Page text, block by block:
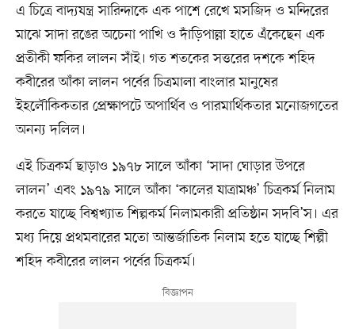
এ চিত্রে বাদ্যযন্ত্র সারিন্দাকে এক পাশে রেখে মসজিদ ও মন্দিরের
মাঝে সাদা রঙের অচেনা পাখি ও দাঁড়িপাল্লা হাতে এঁকেছেন এক
প্রতীকী ফকির লালন সাঁই। গত শতকের সত্তরের দশকে শহিদ
কবীরের আঁকা লালন পর্বের চিত্রমালা বাংলার মানুষের
ইহলৌকিকতার প্রেক্ষাপটে অপার্থিব ও পারমার্থিকতার মনোজগতের
অনন্য দলিল।
এই চিত্রকর্ম ছাড়াও ১৯৭৮ সালে আঁকা ‘সাদা ঘোড়ার উপরে
লালন’ এবং ১৯৭৯ সালে আঁকা ‘কালের যাত্রামঞ্চ’ চিত্রকর্ম নিলাম
করতে যাচ্ছে বিশ্বখ্যাত শিল্পকর্ম নিলামকারী প্রতিষ্ঠান সদবি’স। এর
মধ্য দিয়ে প্রথমবারের মতো আন্তর্জাতিক নিলাম হতে যাচ্ছে শিল্পী
শহিদ কবীরের লালন পর্বের চিত্রকর্ম।